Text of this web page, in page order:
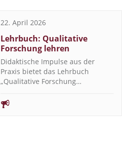
22. April 2026
Lehrbuch: Qualitative
Forschung lehren
Didaktische Impulse aus der
Praxis bietet das Lehrbuch
„Qualitative Forschung…